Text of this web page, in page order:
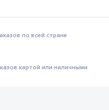
по всей стране
картой или наличными